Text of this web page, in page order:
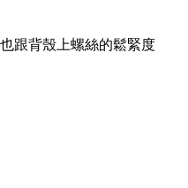
跟背殼上螺絲的鬆緊度